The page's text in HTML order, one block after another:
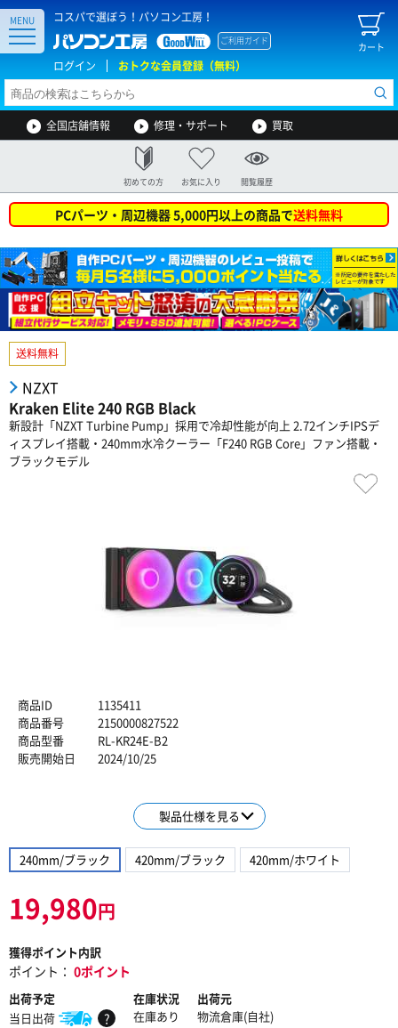
コスパで選ぼう！パソコン工房！
カート
ご利用ガイド
ログイン おトクな会員登録（無料）
MENU
全国店舗情報 修理・サポート 買取
初めての方 お気に入り 閲覧履歴
PCパーツ・周辺機器 5,000円以上の商品で送料無料
送料無料
NZXT
Kraken Elite 240 RGB Black
新設計「NZXT Turbine Pump」採用で冷却性能が向上 2.72インチIPSデ
ィスプレイ搭載・240mm水冷クーラー「F240 RGB Core」ファン搭載・
ブラックモデル
商品ID
1135411
商品番号
2150000827522
商品型番
RL-KR24E-B2
販売開始日
2024/10/25
製品仕様を見る
240mm/ブラック 420mm/ブラック 420mm/ホワイト
19,980円
獲得ポイント内訳
ポイント： 0ポイント
出荷予定
当日出荷
?
在庫状況
在庫あり
出荷元
物流倉庫(自社)